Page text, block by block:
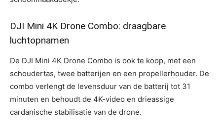
DJI Mini 4K Drone Combo: draagbare
luchtopnamen
De DJI Mini 4K Drone Combo is ook te koop, met een
schoudertas, twee batterijen en een propellerhouder. De
combo verlengt de levensduur van de batterij tot 31
minuten en behoudt de 4K-video en drieassige
cardanische stabilisatie van de drone.